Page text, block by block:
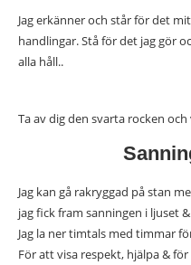
Jag erkänner och står för det
handlingar. Stå för det jag gör
alla håll..
Ta av dig den svarta rocken
Jag kan gå rakryggad på stan
jag fick fram sanningen i ljuset
Jag la ner timtals med timmar
För att visa respekt, hjälpa &